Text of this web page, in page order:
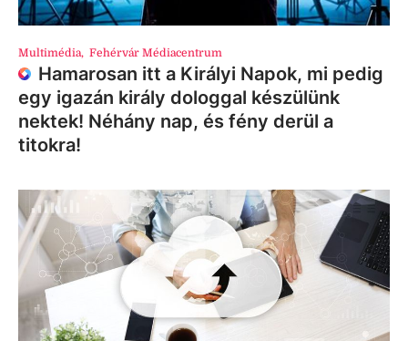
Multimédia, Fehérvár Médiacentrum
Hamarosan itt a Királyi Napok, mi pedig
egy igazán király dologgal készülünk
nektek! Néhány nap, és fény derül a
titokra!